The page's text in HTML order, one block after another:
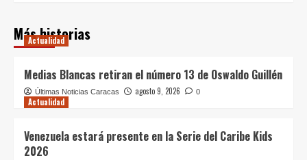
Más historias
Actualidad
Medias Blancas retiran el número 13 de Oswaldo Guillén
Últimas Noticias Caracas agosto 9, 2026 0
Actualidad
Venezuela estará presente en la Serie del Caribe Kids
2026